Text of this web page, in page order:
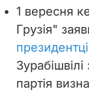
1 вересня
Грузія"
партія